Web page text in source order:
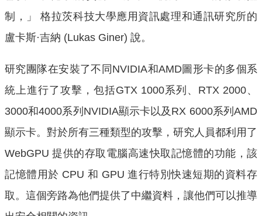
制，」 格拉茨科技大學應用資訊處理和通訊研究所的
盧卡斯·吉納 (Lukas Giner) 說。
研究團隊在安裝了不同NVIDIA和AMD圖形卡的多個系
統上進行了攻擊，包括GTX 1000系列、RTX 2000、
3000和4000系列NVIDIA顯示卡以及RX 6000系列AMD
顯示卡。對於所有三種類型的攻擊，研究人員都利用了
WebGPU 提供的存取電腦高速快取記憶體的功能，該
記憶體用於 CPU 和 GPU 進行特別快速短期的資料存
取。這個旁路為他們提供了中繼資料，讓他們可以推導